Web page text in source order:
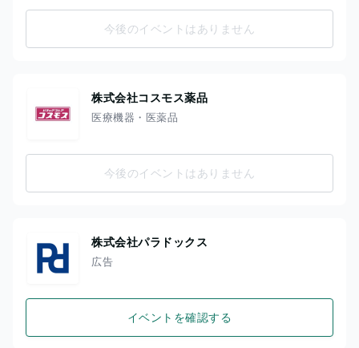
今後のイベントはありません
株式会社コスモス薬品
医療機器・医薬品
今後のイベントはありません
株式会社パラドックス
広告
イベントを確認する